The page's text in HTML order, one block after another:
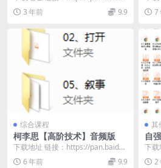
com/s/1k1AuD1W...
3 年前 9.9 7
综合课程
柯李思【高阶技术】音频版
下载地址 链接：https://pan.baidu.
com/s/1xiVyTVp...
6 年前 9.9
其
自
下
2